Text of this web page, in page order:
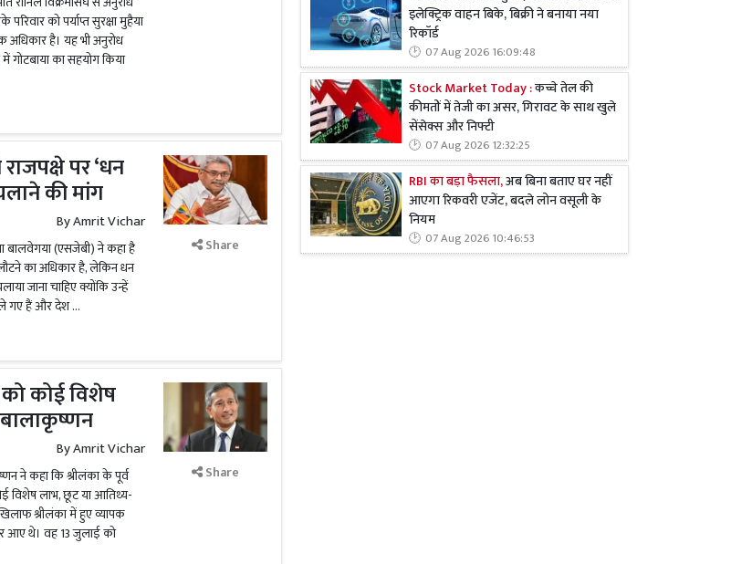
परिवार को पर्याप्त सुरक्षा मुहैया
अधिकार है। यह भी अनुरोध
गोटबाया का सहयोग किया
राजपक्षे पर ‘धन
की मांग
ByAmrit Vichar
बालवेगया (एसजेबी) ने कहा है
लौटने का अधिकार है, लेकिन धन
जाना चाहिए क्योंकि उन्हें
गए हैं और देश …
Share
कोई विशेष
ByAmrit Vichar
ने कहा कि श्रीलंका के पूर्व
विशेष लाभ, छूट या आतिथ्य-
श्रीलंका में हुए व्यापक
आए थे। वह 13 जुलाई को
Share
इलेक्ट्रिक वाहन बिके, बिक्री ने बनाया नया
रिकॉर्ड
07 Aug 2026 16:09:48
Stock Market Today :कच्चे तेल की
कीमतों में तेजी का असर, गिरावट के साथ खुले
सेंसेक्स और निफ्टी
07 Aug 2026 12:32:25
RBI का बड़ा फैसला,अब बिना बताए घर नहीं
आएगा रिकवरी एजेंट, बदले लोन वसूली के
नियम
07 Aug 2026 10:46:53